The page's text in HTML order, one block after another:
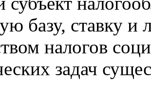
базу, ставку и
налогов
задач